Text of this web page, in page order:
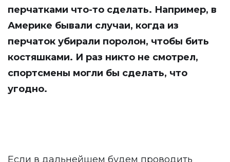
перчатками что-то сделать. Например, в
Америке бывали случаи, когда из
перчаток убирали поролон, чтобы бить
костяшками. И раз никто не смотрел,
спортсмены могли бы сделать, что
угодно.
Если в дальнейшем будем проводить